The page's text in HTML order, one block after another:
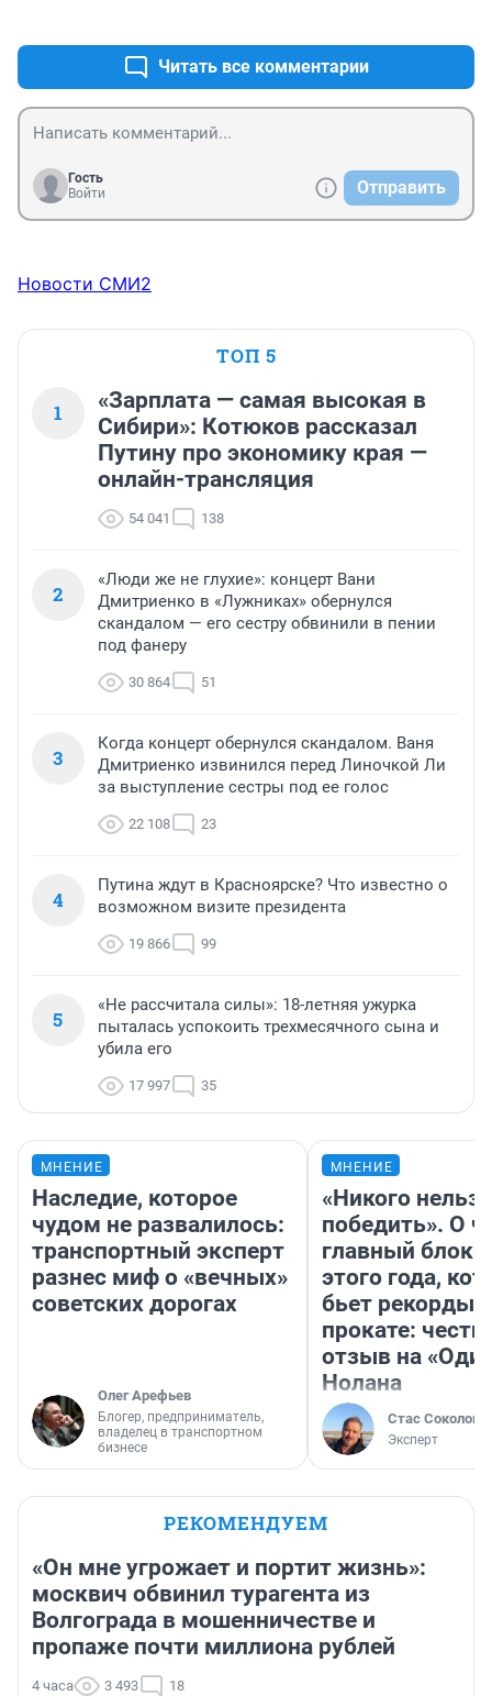
Читать все комментарии
Гость
Войти
Отправить
Новости СМИ2
ТОП 5
1
«Зарплата — самая высокая в
Сибири»: Котюков рассказал
Путину про экономику края —
онлайн-трансляция
54 041 138
2
«Люди же не глухие»: концерт Вани
Дмитриенко в «Лужниках» обернулся
скандалом — его сестру обвинили в пении
под фанеру
30 864 51
3
Когда концерт обернулся скандалом. Ваня
Дмитриенко извинился перед Линочкой Ли
за выступление сестры под ее голос
22 108 23
4
Путина ждут в Красноярске? Что известно о
возможном визите президента
19 866 99
5
«Не рассчитала силы»: 18-летняя ужурка
пыталась успокоить трехмесячного сына и
убила его
17 997 35
МНЕНИЕ
Наследие, которое
чудом не развалилось:
транспортный эксперт
разнес миф о «вечных»
советских дорогах
Олег Арефьев
Блогер, предприниматель,
владелец в транспортном
бизнесе
МНЕНИЕ
«Никого нельзя
победить». О
главный
этого года,
бьет рекорды в
прокате:
отзыв на
Нолана
Стас Соколов
Эксперт
РЕКОМЕНДУЕМ
«Он мне угрожает и портит жизнь»:
москвич обвинил турагента из
Волгограда в мошенничестве и
пропаже почти миллиона рублей
4 часа 3 493 18